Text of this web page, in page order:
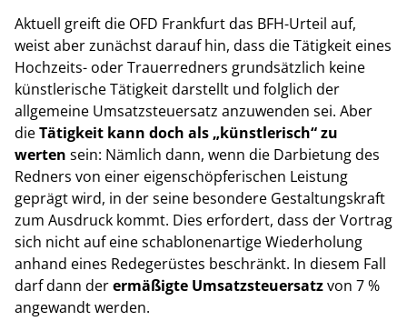
Aktuell greift die OFD Frankfurt das BFH-Urteil auf,
weist aber zunächst darauf hin, dass die Tätigkeit eines
Hochzeits- oder Trauerredners grundsätzlich keine
künstlerische Tätigkeit darstellt und folglich der
allgemeine Umsatzsteuersatz anzuwenden sei. Aber
dieTätigkeit kann doch als „künstlerisch“ zu
werten sein: Nämlich dann, wenn die Darbietung des
Redners von einer eigenschöpferischen Leistung
geprägt wird, in der seine besondere Gestaltungskraft
zum Ausdruck kommt. Dies erfordert, dass der Vortrag
sich nicht auf eine schablonenartige Wiederholung
anhand eines Redegerüstes beschränkt. In diesem Fall
darf dann derermäßigte Umsatzsteuersatzvon 7 %
angewandt werden.